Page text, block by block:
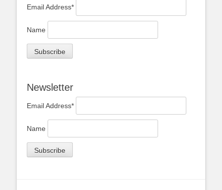
Email Address*
Name
Newsletter
Email Address*
Name